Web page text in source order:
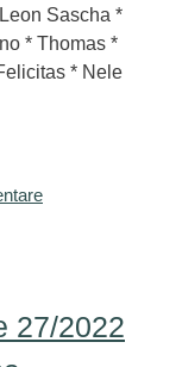
Sascha *
* Thomas *
* Nele
27/2022